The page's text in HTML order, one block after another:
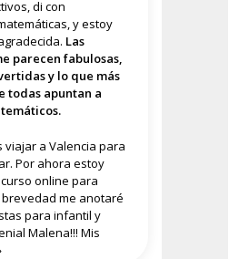
di con
y estoy
Las
parecen fabulosas,
y lo que más
todas apuntan a
viajar a Valencia para
Por ahora estoy
online para
me anotaré
para infantil y
Malena!!! Mis